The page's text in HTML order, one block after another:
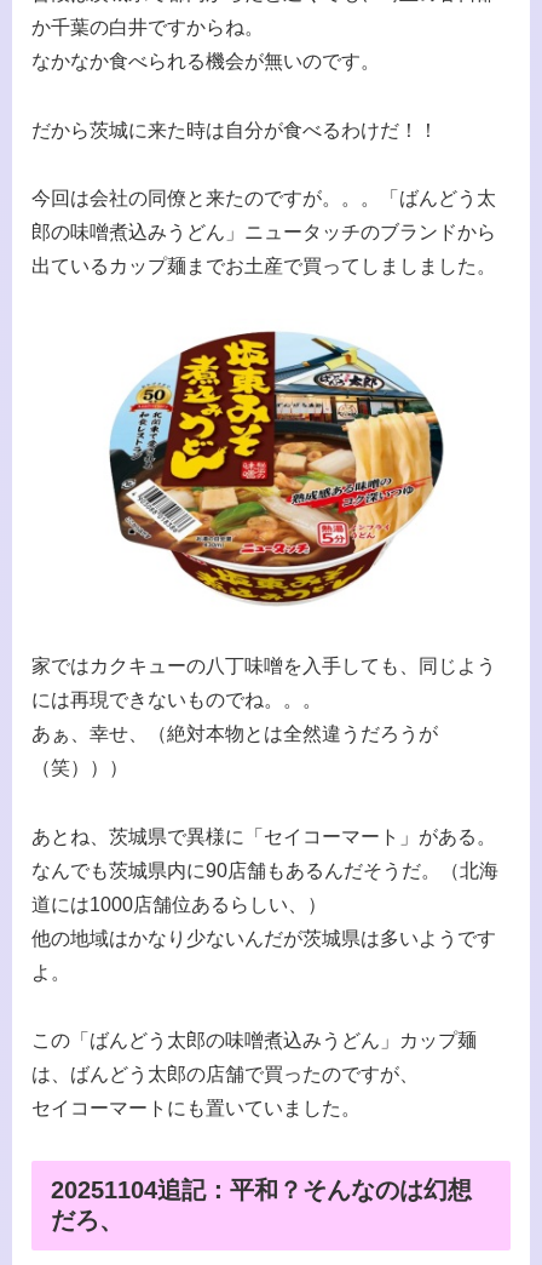
か千葉の白井ですからね。
なかなか食べられる機会が無いのです。
だから茨城に来た時は自分が食べるわけだ！！
今回は会社の同僚と来たのですが。。。「ばんどう太
郎の味噌煮込みうどん」ニュータッチのブランドから
出ているカップ麺までお土産で買ってしましました。
家ではカクキューの八丁味噌を入手しても、同じよう
には再現できないものでね。。。
あぁ、幸せ、（絶対本物とは全然違うだろうが
（笑）））
あとね、茨城県で異様に「セイコーマート」がある。
なんでも茨城県内に90店舗もあるんだそうだ。（北海
道には1000店舗位あるらしい、）
他の地域はかなり少ないんだが茨城県は多いようです
よ。
この「ばんどう太郎の味噌煮込みうどん」カップ麺
は、ばんどう太郎の店舗で買ったのですが、
セイコーマートにも置いていました。
20251104追記：平和？そんなのは幻想
だろ、